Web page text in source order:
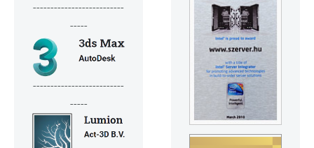
--------------------------
-----
--------------------------
-----